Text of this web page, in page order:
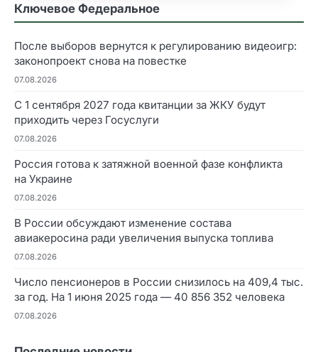
Ключевое Федеральное
После выборов вернутся к регулированию видеоигр:
законопроект снова на повестке
07.08.2026
С 1 сентября 2027 года квитанции за ЖКУ будут
приходить через Госуслуги
07.08.2026
Россия готова к затяжной военной фазе конфликта
на Украине
07.08.2026
В России обсуждают изменение состава
авиакеросина ради увеличения выпуска топлива
07.08.2026
Число пенсионеров в России снизилось на 409,4 тыс.
за год. На 1 июня 2025 года — 40 856 352 человека
07.08.2026